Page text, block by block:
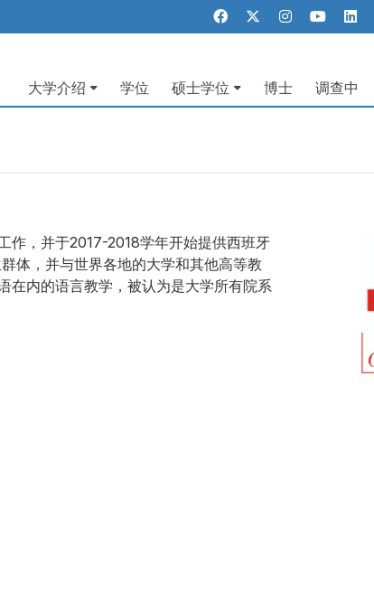
Navegación
大学介绍 学位 硕士学位 博士 调查中
作，并于2017-2018学年开始提供西班牙
体，并与世界各地的大学和其他高等教
在内的语言教学，被认为是大学所有院系